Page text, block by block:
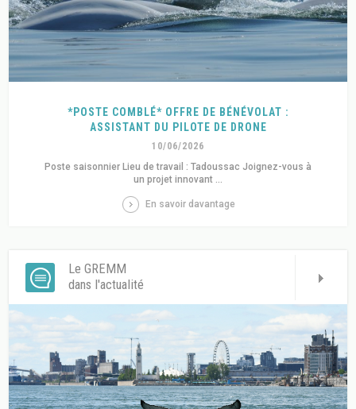
*POSTE COMBLÉ* OFFRE DE BÉNÉVOLAT :
ASSISTANT DU PILOTE DE DRONE
10/06/2026
Poste saisonnier Lieu de travail : Tadoussac Joignez-vous à
un projet innovant ...
En savoir davantage
Le GREMM
dans l'actualité